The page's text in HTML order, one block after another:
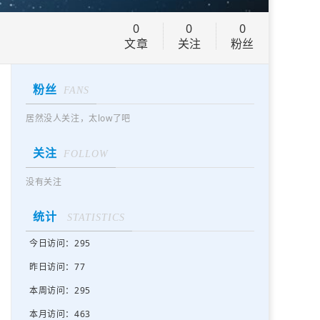
0
粉丝
0
关注
0
文章
粉丝 FANS
居然没人关注，太low了吧
关注 FOLLOW
没有关注
统计 STATISTICS
今日访问：295
昨日访问：77
本周访问：295
本月访问：463